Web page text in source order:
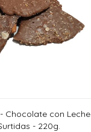
Chocolate con Leche
- 220g.